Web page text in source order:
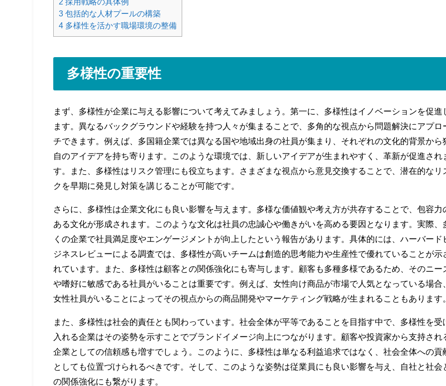
3 包括的な人材プールの構築
4 多様性を活かす職場環境の整備
多様性の重要性
まず、多様性が企業に与える影響について考えてみましょう。第一に、多様性はイノベーションを促進
ます。異なるバックグラウンドや経験を持つ人々が集まることで、多角的な視点から問題解決にアプロ
チできます。例えば、多国籍企業では異なる国や地域出身の社員が集まり、それぞれの文化的背景から
自のアイデアを持ち寄ります。このような環境では、新しいアイデアが生まれやすく、革新が促進され
す。また、多様性はリスク管理にも役立ちます。さまざまな視点から意見交換することで、潜在的なリ
クを早期に発見し対策を講じることが可能です。
さらに、多様性は企業文化にも良い影響を与えます。多様な価値観や考え方が共存することで、包容力
ある文化が形成されます。このような文化は社員の忠誠心や働きがいを高める要因となります。実際、
くの企業で社員満足度やエンゲージメントが向上したという報告があります。具体的には、ハーバード
ジネスレビューによる調査では、多様性が高いチームは創造的思考能力や生産性で優れていることが示
れています。また、多様性は顧客との関係強化にも寄与します。顧客も多種多様であるため、そのニー
や嗜好に敏感である社員がいることは重要です。例えば、女性向け商品が市場で人気となっている場合
女性社員がいることによってその視点からの商品開発やマーケティング戦略が生まれることもあります
また、多様性は社会的責任とも関わっています。社会全体が平等であることを目指す中で、多様性を受
入れる企業はその姿勢を示すことでブランドイメージ向上につながります。顧客や投資家から支持され
企業としての信頼感も増すでしょう。このように、多様性は単なる利益追求ではなく、社会全体への貢
としても位置づけられるべきです。そして、このような姿勢は従業員にも良い影響を与え、自社と社会
の関係強化にも繋がります。